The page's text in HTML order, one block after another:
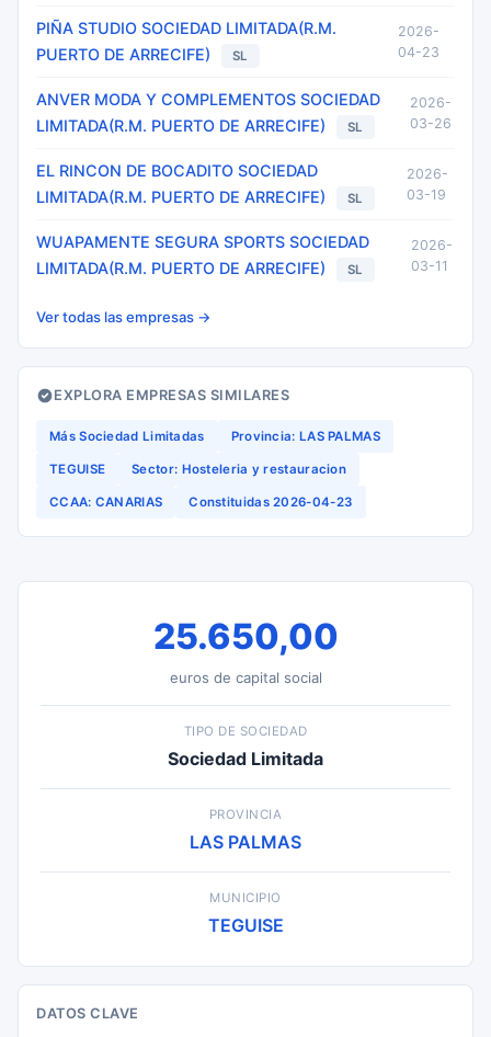
PIÑA STUDIO SOCIEDAD LIMITADA(R.M.
PUERTO DE ARRECIFE)
SL
2026-
04-23
ANVER MODA Y COMPLEMENTOS SOCIEDAD
LIMITADA(R.M. PUERTO DE ARRECIFE)
SL
2026-
03-26
EL RINCON DE BOCADITO SOCIEDAD
LIMITADA(R.M. PUERTO DE ARRECIFE)
SL
2026-
03-19
WUAPAMENTE SEGURA SPORTS SOCIEDAD
LIMITADA(R.M. PUERTO DE ARRECIFE)
SL
2026-
03-11
Ver todas las empresas →
EXPLORA EMPRESAS SIMILARES
Más Sociedad Limitadas Provincia: LAS PALMAS
TEGUISE Sector: Hosteleria y restauracion
CCAA: CANARIAS Constituidas 2026-04-23
25.650,00
euros de capital social
TIPO DE SOCIEDAD
Sociedad Limitada
PROVINCIA
LAS PALMAS
MUNICIPIO
TEGUISE
DATOS CLAVE